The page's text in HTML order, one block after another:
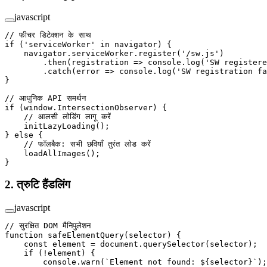
javascript
// फीचर डिटेक्शन के साथ
if ( 'serviceWorker' in navigator) {
    navigator.serviceWorker.
register( '/sw.js' )
        .
then ( registration => console. log ( 'SW
        .
catch ( error => console. log ( 'SW registration
}
// आधुनिक API समर्थन
if (window.IntersectionObserver) {
    // आलसी लोडिंग लागू करें
    initLazyLoading
();
} else {
    // फॉलबैक: सभी छवियाँ तुरंत लोड करें
    loadAllImages
();
}
2. त्रुटि हैंडलिंग
javascript
// सुरक्षित DOM मैनिपुलेशन
function safeElementQuery( selector) {
    const
element = document. querySelector(selector);
    if
( ! element) {
        console.
warn ( `Element not found: ${selector}` );